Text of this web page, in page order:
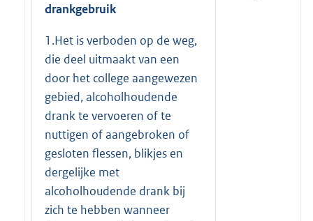
drankgebruik
1.Het is verboden op de weg,
die deel uitmaakt van een
door het college aangewezen
gebied, alcoholhoudende
drank te vervoeren of te
nuttigen of aangebroken of
gesloten flessen, blikjes en
dergelijke met
alcoholhoudende drank bij
zich te hebben wanneer